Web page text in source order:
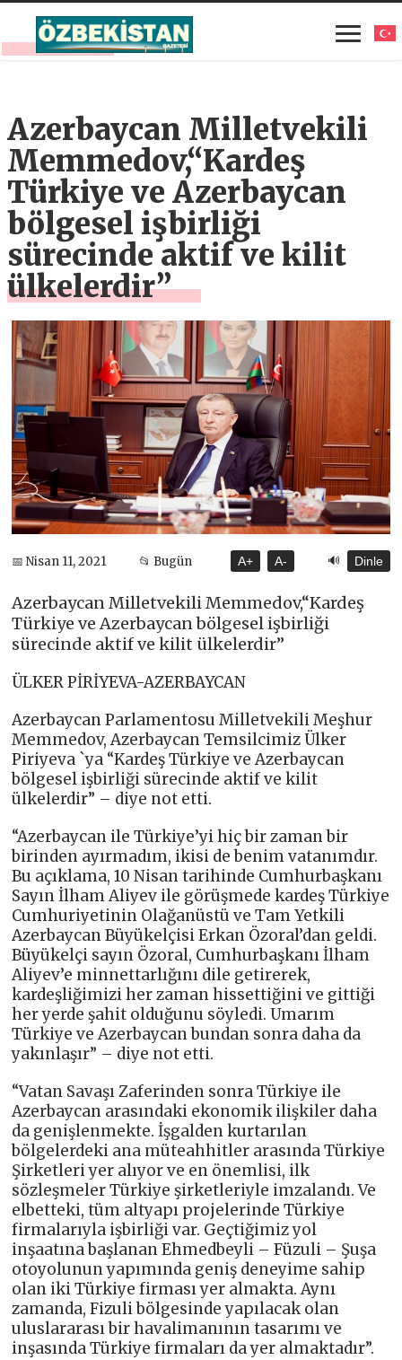
Azerbaycan Milletvekili
Memmedov,“Kardeş
Türkiye ve Azerbaycan
bölgesel işbirliği
sürecinde aktif ve kilit
ülkelerdir”
📅 Nisan 11, 2021 📂 Bugün A+ A- 🔊 Dinle
Azerbaycan Milletvekili Memmedov,“Kardeş
Türkiye ve Azerbaycan bölgesel işbirliği
sürecinde aktif ve kilit ülkelerdir”
ÜLKER PİRİYEVA-AZERBAYCAN
Azerbaycan Parlamentosu Milletvekili Meşhur
Memmedov, Azerbaycan Temsilcimiz Ülker
Piriyeva `ya “Kardeş Türkiye ve Azerbaycan
bölgesel işbirliği sürecinde aktif ve kilit
ülkelerdir” – diye not etti.
“Azerbaycan ile Türkiye’yi hiç bir zaman bir
birinden ayırmadım, ikisi de benim vatanımdır.
Bu açıklama, 10 Nisan tarihinde Cumhurbaşkanı
Sayın İlham Aliyev ile görüşmede kardeş Türkiye
Cumhuriyetinin Olağanüstü ve Tam Yetkili
Azerbaycan Büyükelçisi Erkan Özoral’dan geldi.
Büyükelçi sayın Özoral, Cumhurbaşkanı İlham
Aliyev’e minnettarlığını dile getirerek,
kardeşliğimizi her zaman hissettiğini ve gittiği
her yerde şahit olduğunu söyledi. Umarım
Türkiye ve Azerbaycan bundan sonra daha da
yakınlaşır” – diye not etti.
“Vatan Savaşı Zaferinden sonra Türkiye ile
Azerbaycan arasındaki ekonomik ilişkiler daha
da genişlenmekte. İşgalden kurtarılan
bölgelerdeki ana müteahhitler arasında Türkiye
Şirketleri yer alıyor ve en önemlisi, ilk
sözleşmeler Türkiye şirketleriyle imzalandı. Ve
elbetteki, tüm altyapı projelerinde Türkiye
firmalarıyla işbirliği var. Geçtiğimiz yol
inşaatına başlanan Ehmedbeyli – Füzuli – Şuşa
otoyolunun yapımında geniş deneyime sahip
olan iki Türkiye firması yer almakta. Aynı
zamanda, Fizuli bölgesinde yapılacak olan
uluslararası bir havalimanının tasarımı ve
inşasında Türkiye firmaları da yer almaktadır”.